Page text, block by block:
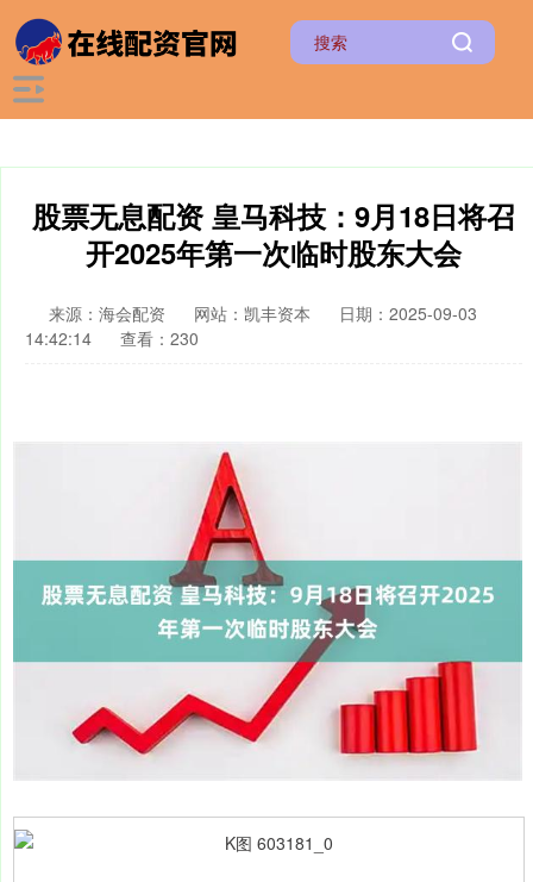
股票无息配资 皇马科技：9月18日将召
开2025年第一次临时股东大会
来源：海会配资 网站：凯丰资本
日期：2025-09-03
14:42:14
查看：230